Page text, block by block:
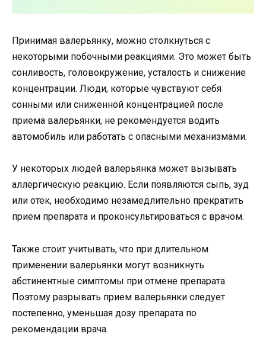
Принимая валерьянку, можно столкнуться с
некоторыми побочными реакциями. Это может быть
сонливость, головокружение, усталость и снижение
концентрации. Люди, которые чувствуют себя
сонными или сниженной концентрацией после
приема валерьянки, не рекомендуется водить
автомобиль или работать с опасными механизмами.
У некоторых людей валерьянка может вызывать
аллергическую реакцию. Если появляются сыпь, зуд
или отек, необходимо незамедлительно прекратить
прием препарата и проконсультироваться с врачом.
Также стоит учитывать, что при длительном
применении валерьянки могут возникнуть
абстинентные симптомы при отмене препарата.
Поэтому разрывать прием валерьянки следует
постепенно, уменьшая дозу препарата по
рекомендации врача.